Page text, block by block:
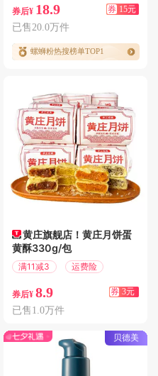
券后¥ 18.9 券 15元
已售20.0万件
螺蛳粉热搜榜单TOP1
黄庄旗舰店！黄庄月饼蛋
黄酥330g/包
满11减3 运费险
券后¥ 8.9 券 3元
已售1.0万件
贝德美